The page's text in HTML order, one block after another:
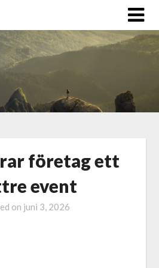
företag ett
event
on juni 3, 2026